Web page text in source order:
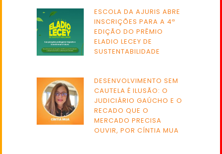
ESCOLA DA AJURIS ABRE
INSCRIÇÕES PARA A 4ª
EDIÇÃO DO PRÊMIO
ELADIO LECEY DE
SUSTENTABILIDADE
DESENVOLVIMENTO SEM
CAUTELA É ILUSÃO: O
JUDICIÁRIO GAÚCHO E O
RECADO QUE O
MERCADO PRECISA
OUVIR, POR CÍNTIA MUA